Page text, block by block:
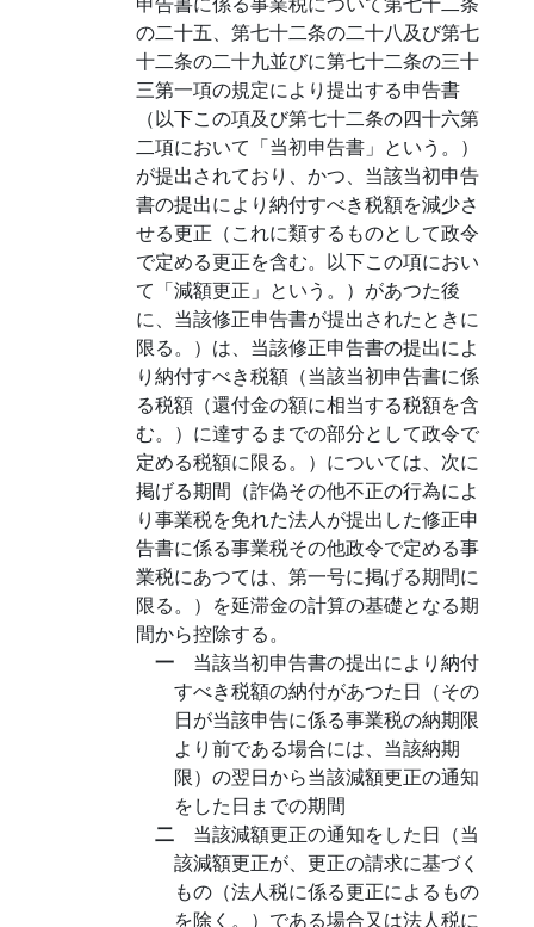
の二十五、第七十二条の二十八及び第七
十二条の二十九並びに第七十二条の三十
三第一項の規定により提出する申告書
（以下この項及び第七十二条の四十六第
二項において「当初申告書」という。）
が提出されており、かつ、当該当初申告
書の提出により納付すべき税額を減少さ
せる更正（これに類するものとして政令
で定める更正を含む。以下この項におい
て「減額更正」という。）があつた後
に、当該修正申告書が提出されたときに
限る。）は、当該修正申告書の提出によ
り納付すべき税額（当該当初申告書に係
る税額（還付金の額に相当する税額を含
む。）に達するまでの部分として政令で
定める税額に限る。）については、次に
掲げる期間（詐偽その他不正の行為によ
り事業税を免れた法人が提出した修正申
告書に係る事業税その他政令で定める事
業税にあつては、第一号に掲げる期間に
限る。）を延滞金の計算の基礎となる期
間から控除する。
一 当該当初申告書の提出により納付
すべき税額の納付があつた日（その
日が当該申告に係る事業税の納期限
より前である場合には、当該納期
限）の翌日から当該減額更正の通知
をした日までの期間
二 当該減額更正の通知をした日（当
該減額更正が、更正の請求に基づく
もの（法人税に係る更正によるもの
を除く。）である場合又は法人税に